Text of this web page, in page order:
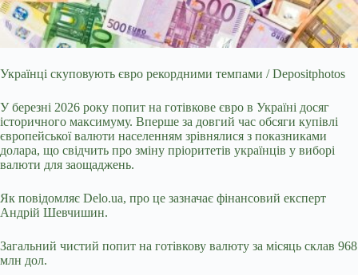
Українці скуповують євро рекордними темпами / Depositphotos
У березні 2026 року попит на готівкове євро в Україні досяг
історичного максимуму. Вперше за довгий час обсяги купівлі
європейської валюти населенням зрівнялися з показниками
долара, що свідчить про зміну пріоритетів українців у виборі
валюти для заощаджень.
Як повідомляє Delo.ua, про це зазначає фінансовий експерт
Андрій Шевчишин.
Загальний чистий попит на готівкову валюту за місяць склав 968
млн дол.